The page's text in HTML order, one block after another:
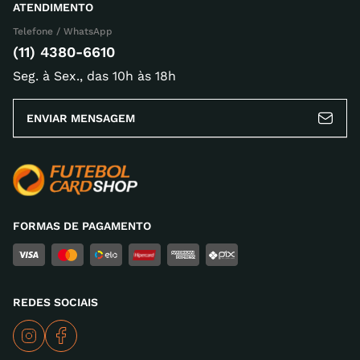
Escreva uma avaliação
ATENDIMENTO
Telefone / WhatsApp
(11) 4380-6610
Seg. à Sex., das 10h às 18h
ENVIAR MENSAGEM
FORMAS DE PAGAMENTO
REDES SOCIAIS